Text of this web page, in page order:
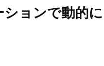
ョンで動的に